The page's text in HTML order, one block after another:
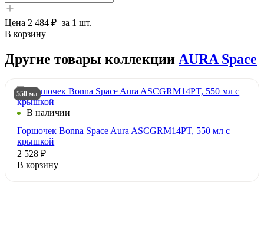
Цена 2 484 ₽ за 1 шт.
В корзину
Другие товары коллекции AURA Space
550 мл
В наличии
Горшочек Bonna Space Aura ASCGRM14PT, 550 мл с
крышкой
2 528 ₽
В корзину